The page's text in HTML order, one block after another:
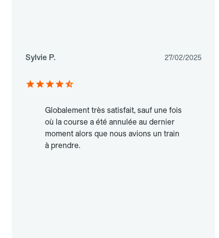
Sylvie P. 27/02/2025
Globalement très satisfait, sauf une fois
où la course a été annulée au dernier
moment alors que nous avions un train
à prendre.